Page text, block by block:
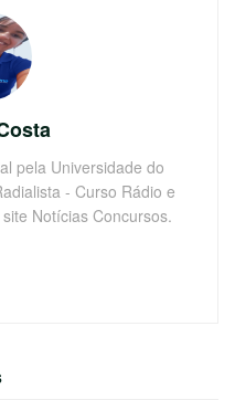
pela Universidade do
- Curso Rádio e
Notícias Concursos.